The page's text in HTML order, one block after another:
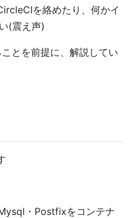
を絡めたり、何かイ
(震え声)
とを前提に、解説してい
・Postfixをコンテナ